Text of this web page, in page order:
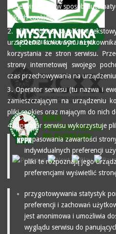
1. Serwis zbiera w sposób
plikach cookies.
2. Pliki (cookies) są plikami
urządzeniu końcowym
korzystania ze stron serwisu.
strony internetowej swojego
czas przechowywania na
3. Operator serwisu (tu nazwa i
zamieszczającym na urządzeniu
pliki cookies oraz mającym do nich
4. Operator serwisu wykorzystuje
dopasowania zawartości
indywidualnych preferencji
pliki te rozpoznają jego
preferencjami wyświetlić
przygotowywania statystyk
preferencji i zachowań
jest anonimowa i umożliwia
wyglądu serwisu do